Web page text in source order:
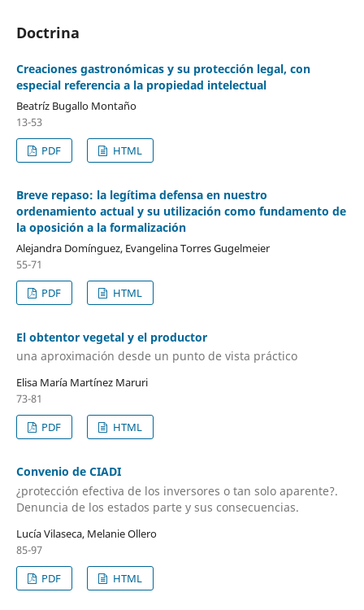
Doctrina
Creaciones gastronómicas y su protección legal, con
especial referencia a la propiedad intelectual
Beatríz Bugallo Montaño
13-53
PDF
HTML
Breve repaso: la legítima defensa en nuestro
ordenamiento actual y su utilización como fundamento de
la oposición a la formalización
Alejandra Domínguez, Evangelina Torres Gugelmeier
55-71
PDF
HTML
El obtentor vegetal y el productor
una aproximación desde un punto de vista práctico
Elisa María Martínez Maruri
73-81
PDF
HTML
Convenio de CIADI
¿protección efectiva de los inversores o tan solo aparente?.
Denuncia de los estados parte y sus consecuencias.
Lucía Vilaseca, Melanie Ollero
85-97
PDF
HTML